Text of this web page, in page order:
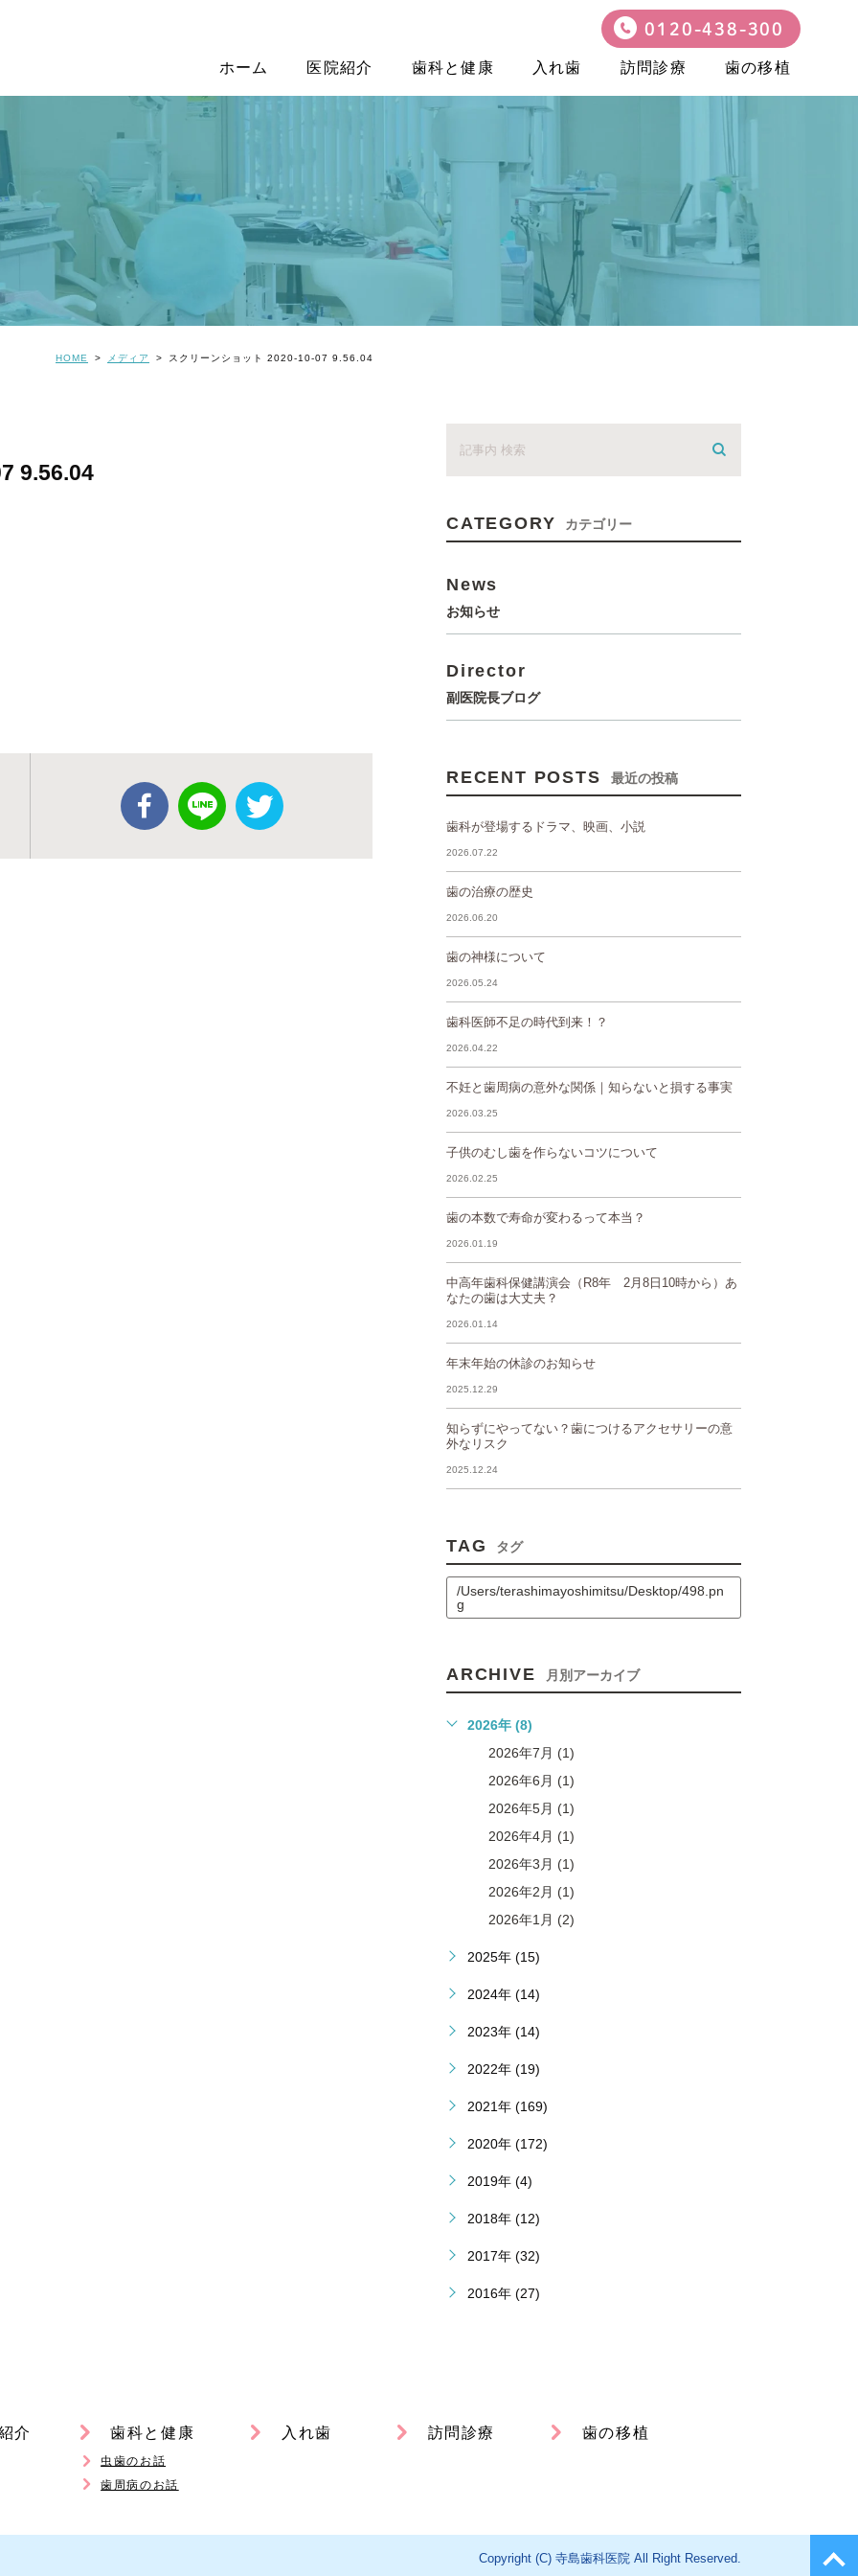
0120-438-300
ホーム 医院紹介 歯科と健康 入れ歯 訪問診療 歯の移植
HOME メディア スクリーンショット 2020-10-07 9.56.04
9.56.04
CATEGORY カテゴリー
News
お知らせ
Director
副医院長ブログ
RECENT POSTS 最近の投稿
歯科が登場するドラマ、映画、小説
2026.07.22
歯の治療の歴史
2026.06.20
歯の神様について
2026.05.24
歯科医師不足の時代到来！？
2026.04.22
不妊と歯周病の意外な関係｜知らないと損する事実
2026.03.25
子供のむし歯を作らないコツについて
2026.02.25
歯の本数で寿命が変わるって本当？
2026.01.19
中高年歯科保健講演会（R8年 2月8日10時から）あ
なたの歯は大丈夫？
2026.01.14
年末年始の休診のお知らせ
2025.12.29
知らずにやってない？歯につけるアクセサリーの意
外なリスク
2025.12.24
TAG タグ
/Users/terashimayoshimitsu/Desktop/498.pn
g
ARCHIVE 月別アーカイブ
2026年 (8)
2026年7月 (1)
2026年6月 (1)
2026年5月 (1)
2026年4月 (1)
2026年3月 (1)
2026年2月 (1)
2026年1月 (2)
2025年 (15)
2024年 (14)
2023年 (14)
2022年 (19)
2021年 (169)
2020年 (172)
2019年 (4)
2018年 (12)
2017年 (32)
2016年 (27)
介 歯科と健康
虫歯のお話
歯周病のお話
入れ歯 訪問診療 歯の移植
Copyright (C) 寺島歯科医院 All Right Reserved.